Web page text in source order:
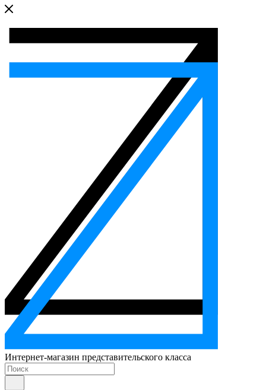
Интернет-магазин представительского класса